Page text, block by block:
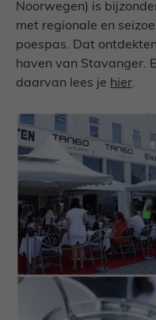
Noorwegen) is
met regionale en
poespas. Dat
haven van Stavanger.
daarvan lees je hier.